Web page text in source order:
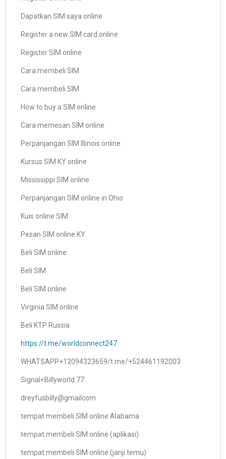
Dapatkan SIM saya online
Register a new SIM card online
Register SIM online
Cara membeli SIM
Cara membeli SIM
How to buy a SIM online
Cara memesan SIM online
Perpanjangan SIM Illinois online
Kursus SIM KY online
Mississippi SIM online
Perpanjangan SIM online in Ohio
Kuis online SIM
Pesan SIM online KY
Beli SIM online
Beli SIM
Beli SIM online
Virginia SIM online
Beli KTP Russia
https://t.me/worldconnect247
WHATSAPP+12094323659/t.me/+524461192003
Signal<Billyworld.77
dreyfusbilly@gmailcom
tempat membeli SIM online Alabama
tempat membeli SIM online (aplikasi)
tempat membeli SIM online (janji temu)